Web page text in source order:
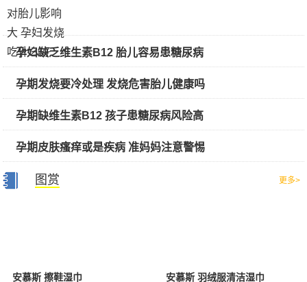
孕妇缺乏维生素B12 胎儿容易患糖尿病
孕期发烧要冷处理 发烧危害胎儿健康吗
孕期缺维生素B12 孩子患糖尿病风险高
孕期皮肤瘙痒或是疾病 准妈妈注意警惕
图赏 更多>
安慕斯 擦鞋湿巾 安慕斯 羽绒服清洁湿巾